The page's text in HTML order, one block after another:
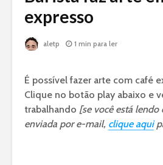
expresso
aletp 1 min para ler
É possível fazer arte com café
Clique no botão play abaixo e
trabalhando [se você está lendo
enviada por e-mail, clique aqui